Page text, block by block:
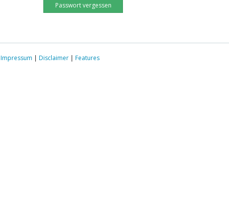
Passwort vergessen
Impressum | Disclaimer| Features